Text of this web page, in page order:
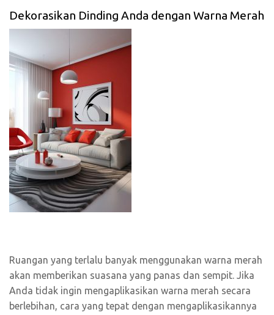
Dekorasikan Dinding Anda dengan Warna Merah
Ruangan yang terlalu banyak menggunakan warna merah
akan memberikan suasana yang panas dan sempit. Jika
Anda tidak ingin mengaplikasikan warna merah secara
berlebihan, cara yang tepat dengan mengaplikasikannya